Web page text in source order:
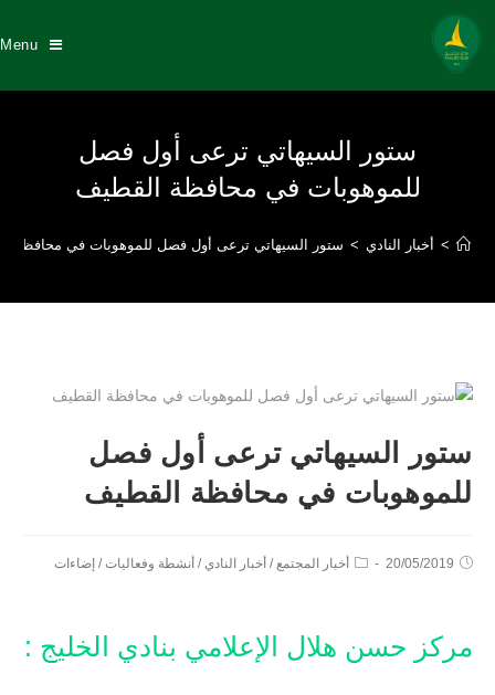
Menu
ستور السيهاتي ترعى أول فصل
للموهوبات في محافظة القطيف
> أخبار النادي > ستور السيهاتي ترعى أول فصل للموهوبات في محافظة
ستور السيهاتي ترعى أول فصل
للموهوبات في محافظة القطيف
20/05/2019 أخبار المجتمع / أخبار النادي / أنشطة وفعاليات / إضاءات
مركز حسن هلال الإعلامي بنادي الخليج :